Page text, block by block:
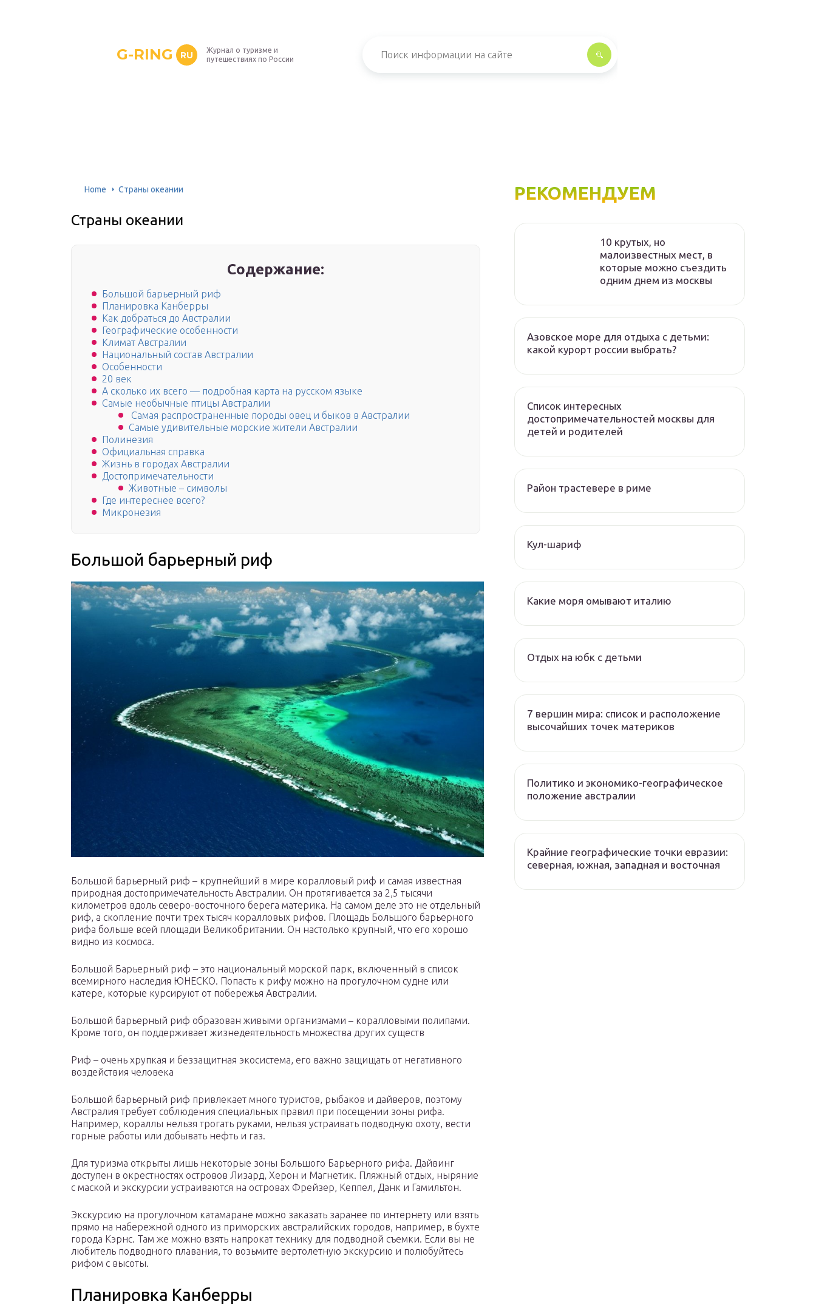
G-RING RU
Журнал о туризме и
путешествиях по России
Home Страны океании
Страны океании
Содержание:
Большой барьерный риф
Планировка Канберры
Как добраться до Австралии
Географические особенности
Климат Австралии
Национальный состав Австралии
Особенности
20 век
А сколько их всего — подробная карта на русском языке
Самые необычные птицы Австралии
Самая распространенные породы овец и быков в Австралии
Самые удивительные морские жители Австралии
Полинезия
Официальная справка
Жизнь в городах Австралии
Достопримечательности
Животные – символы
Где интереснее всего?
Микронезия
Большой барьерный риф
Большой барьерный риф – крупнейший в мире коралловый риф и самая известная
природная достопримечательность Австралии. Он протягивается за 2,5 тысячи
километров вдоль северо-восточного берега материка. На самом деле это не отдельный
риф, а скопление почти трех тысяч коралловых рифов. Площадь Большого барьерного
рифа больше всей площади Великобритании. Он настолько крупный, что его хорошо
видно из космоса.
Большой Барьерный риф – это национальный морской парк, включенный в список
всемирного наследия ЮНЕСКО. Попасть к рифу можно на прогулочном судне или
катере, которые курсируют от побережья Австралии.
Большой барьерный риф образован живыми организмами – коралловыми полипами.
Кроме того, он поддерживает жизнедеятельность множества других существ
Риф – очень хрупкая и беззащитная экосистема, его важно защищать от негативного
воздействия человека
Большой барьерный риф привлекает много туристов, рыбаков и дайверов, поэтому
Австралия требует соблюдения специальных правил при посещении зоны рифа.
Например, кораллы нельзя трогать руками, нельзя устраивать подводную охоту, вести
горные работы или добывать нефть и газ.
Для туризма открыты лишь некоторые зоны Большого Барьерного рифа. Дайвинг
доступен в окрестностях островов Лизард, Херон и Магнетик. Пляжный отдых, ныряние
с маской и экскурсии устраиваются на островах Фрейзер, Кеппел, Данк и Гамильтон.
Экскурсию на прогулочном катамаране можно заказать заранее по интернету или взять
прямо на набережной одного из приморских австралийских городов, например, в бухте
города Кэрнс. Там же можно взять напрокат технику для подводной съемки. Если вы не
любитель подводного плавания, то возьмите вертолетную экскурсию и полюбуйтесь
рифом с высоты.
Планировка Канберры
РЕКОМЕНДУЕМ
10 крутых, но
малоизвестных мест, в
которые можно съездить
одним днем из москвы
Азовское море для отдыха с детьми:
какой курорт россии выбрать?
Список интересных
достопримечательностей москвы для
детей и родителей
Район трастевере в риме
Кул-шариф
Какие моря омывают италию
Отдых на юбк с детьми
7 вершин мира: список и расположение
высочайших точек материков
Политико и экономико-географическое
положение австралии
Крайние географические точки евразии:
северная, южная, западная и восточная